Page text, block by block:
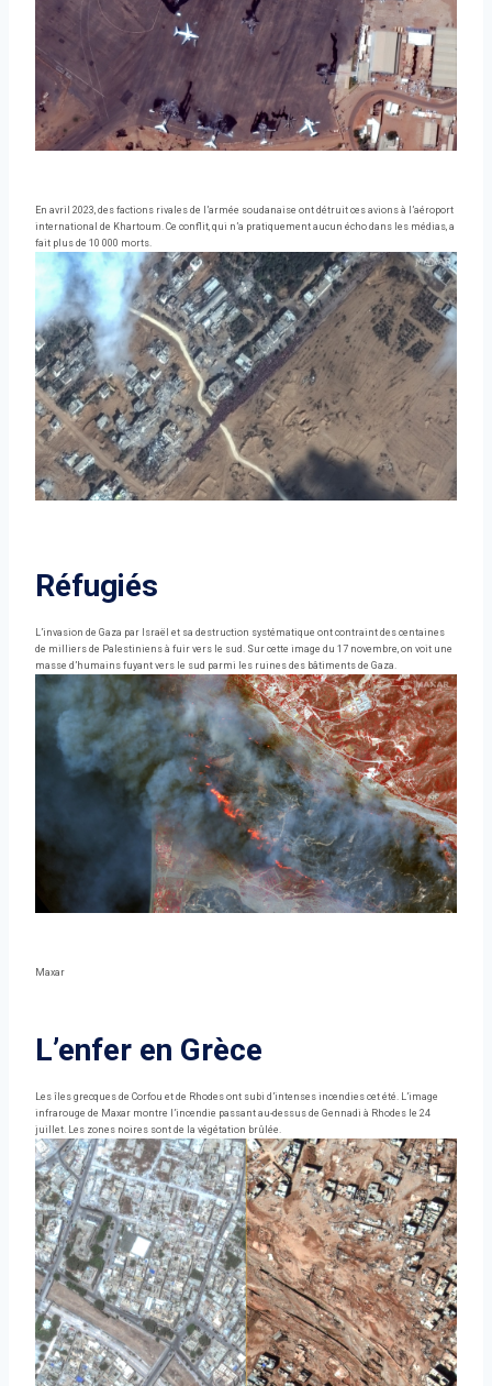
En avril 2023, des factions rivales de l’armée soudanaise ont détruit ces avions à l’aéroport
international de Khartoum. Ce conflit, qui n’a pratiquement aucun écho dans les médias, a
fait plus de 10 000 morts.
Réfugiés
L’invasion de Gaza par Israël et sa destruction systématique ont contraint des centaines
de milliers de Palestiniens à fuir vers le sud. Sur cette image du 17 novembre, on voit une
masse d’humains fuyant vers le sud parmi les ruines des bâtiments de Gaza.
Maxar
L’enfer en Grèce
Les îles grecques de Corfou et de Rhodes ont subi d’intenses incendies cet été. L’image
infrarouge de Maxar montre l’incendie passant au-dessus de Gennadi à Rhodes le 24
juillet. Les zones noires sont de la végétation brûlée.